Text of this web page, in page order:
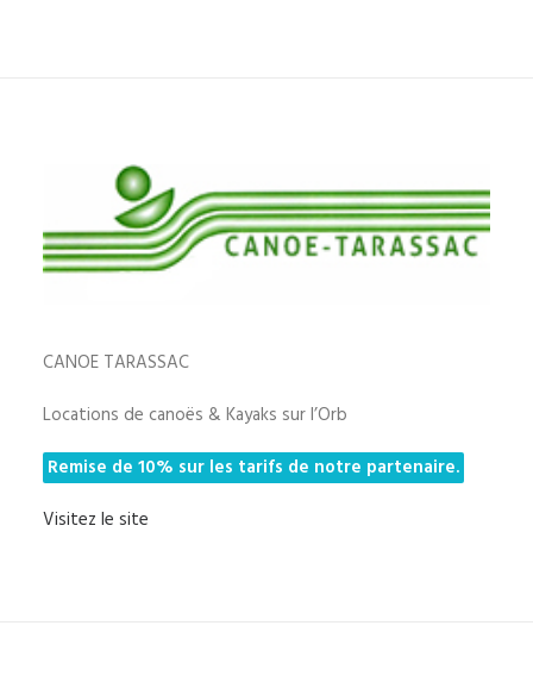
CANOE TARASSAC
Locations de canoës & Kayaks sur l’Orb
Remise de 10% sur les tarifs de notre partenaire.
Visitez le site